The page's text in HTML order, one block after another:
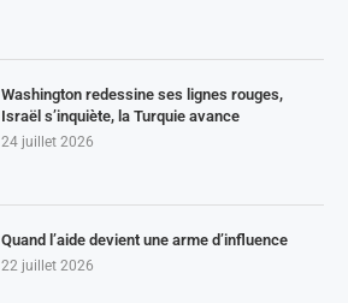
Washington redessine ses lignes rouges,
Israël s’inquiète, la Turquie avance
24 juillet 2026
Quand l’aide devient une arme d’influence
22 juillet 2026